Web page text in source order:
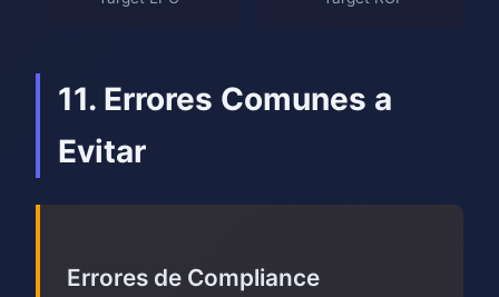
11. Errores Comunes a
Evitar
Errores de Compliance